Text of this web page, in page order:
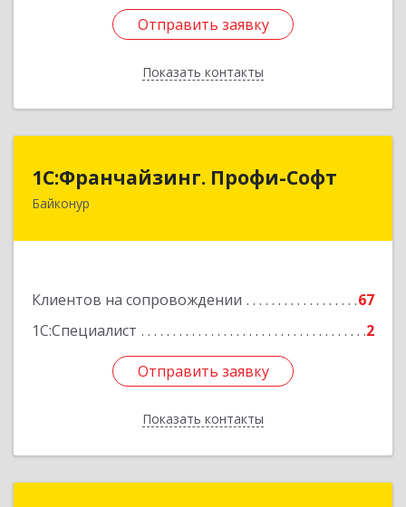
Отправить заявку
Показать контакты
Отправить заявку
Назад
1С:Франчайзинг. Профи-Софт
Байконур
Клиентов на сопровождении
67
1С:Специалист
2
Отправить заявку
Показать контакты
1С:Франчайзинг. Профи-Софт
468320, Байконур г, Ленина ул, дом № 10,
Отправить заявку
Назад